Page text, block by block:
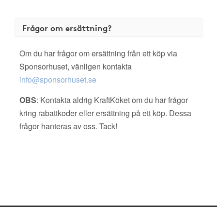
Frågor om ersättning?
Om du har frågor om ersättning från ett köp via
Sponsorhuset, vänligen kontakta
info@sponsorhuset.se
OBS: Kontakta aldrig KraftKöket om du har frågor
kring rabattkoder eller ersättning på ett köp. Dessa
frågor hanteras av oss. Tack!